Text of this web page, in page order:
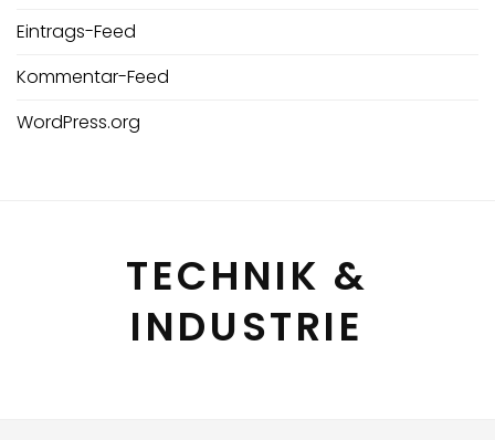
Eintrags-Feed
Kommentar-Feed
WordPress.org
TECHNIK &
INDUSTRIE